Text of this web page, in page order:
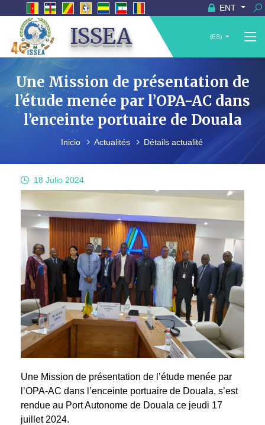
ENT
ISSEA (ES)
Une Mission de présentation de
l’étude menée par l’OPA-AC dans
l’enceinte portuaire de Douala
Inicio Actualités Détails actualité
18 Julio 2024
Une Mission de présentation de l’étude menée par
l’OPA-AC dans l’enceinte portuaire de Douala, s’est
rendue au Port Autonome de Douala ce jeudi 17
juillet 2024.